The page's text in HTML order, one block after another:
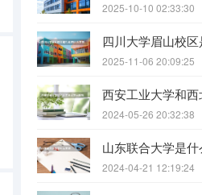
2025-10-10 02:33:30
2025-11-06 20:09:25
2024-05-26 20:32:38
山东联合大学是什
2024-04-21 12:19:24